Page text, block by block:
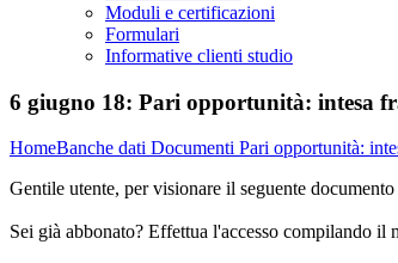
Moduli e certificazioni
Formulari
Informative clienti studio
6 giugno 18: Pari opportunità: intesa
HomeBanche dati Documenti Pari opportunità:
Gentile utente, per visionare il seguente documento
Sei già abbonato? Effettua l'accesso compilando